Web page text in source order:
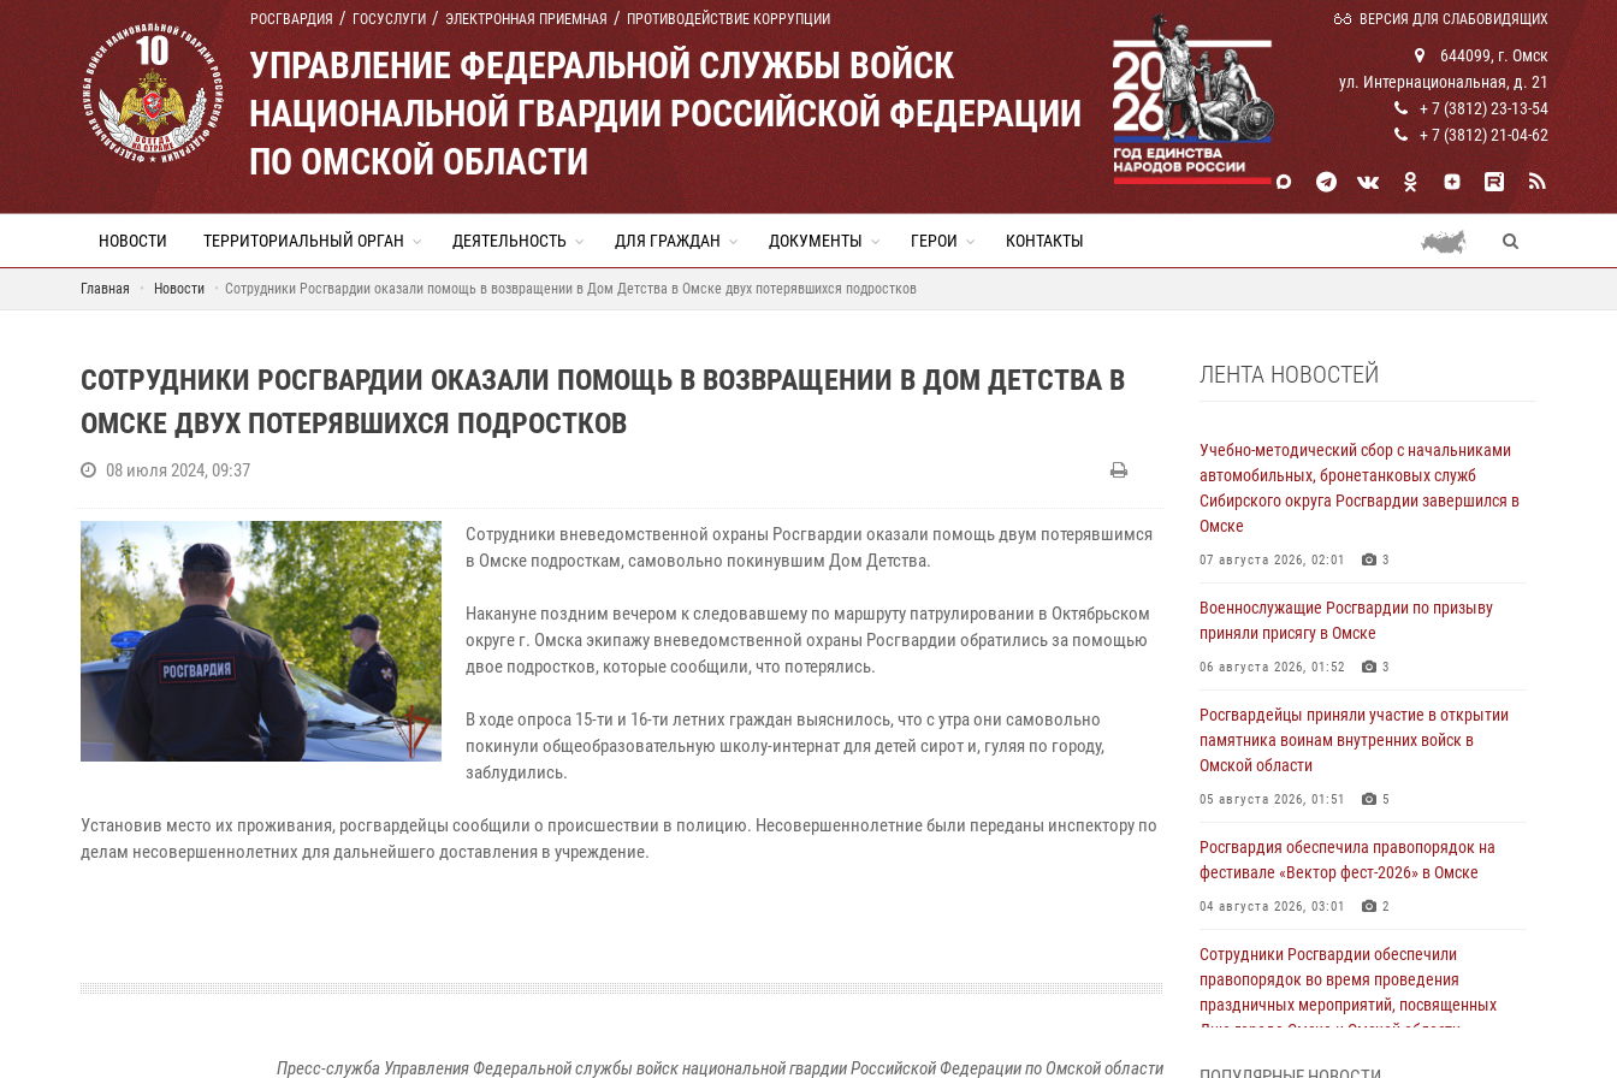
РОСГВАРДИЯ ГОСУСЛУГИ ЭЛЕКТРОННАЯ ПРИЕМНАЯ ПРОТИВОДЕЙСТВИЕ КОРРУПЦИИ ВЕРСИЯ ДЛЯ СЛАБОВИДЯЩИХ
УПРАВЛЕНИЕ ФЕДЕРАЛЬНОЙ СЛУЖБЫ ВОЙСК
НАЦИОНАЛЬНОЙ ГВАРДИИ РОССИЙСКОЙ ФЕДЕРАЦИИ
ПО ОМСКОЙ ОБЛАСТИ
644099, г. Омск
ул. Интернациональная, д. 21
+ 7 (3812) 23-13-54
+ 7 (3812) 21-04-62
НОВОСТИ ТЕРРИТОРИАЛЬНЫЙ ОРГАН ДЕЯТЕЛЬНОСТЬ ДЛЯ ГРАЖДАН ДОКУМЕНТЫ ГЕРОИ КОНТАКТЫ
Главная Новости Сотрудники Росгвардии оказали помощь в возвращении в Дом Детства в Омске двух потерявшихся подростков
СОТРУДНИКИ РОСГВАРДИИ ОКАЗАЛИ ПОМОЩЬ В ВОЗВРАЩЕНИИ В ДОМ ДЕТСТВА В
ОМСКЕ ДВУХ ПОТЕРЯВШИХСЯ ПОДРОСТКОВ
08 июля 2024, 09:37
Сотрудники вневедомственной охраны Росгвардии оказали помощь двум потерявшимся
в Омске подросткам, самовольно покинувшим Дом Детства.
Накануне поздним вечером к следовавшему по маршруту патрулировании в Октябрьском
округе г. Омска экипажу вневедомственной охраны Росгвардии обратились за помощью
двое подростков, которые сообщили, что потерялись.
В ходе опроса 15-ти и 16-ти летних граждан выяснилось, что с утра они самовольно
покинули общеобразовательную школу-интернат для детей сирот и, гуляя по городу,
заблудились.
Установив место их проживания, росгвардейцы сообщили о происшествии в полицию. Несовершеннолетние были переданы инспектору по
делам несовершеннолетних для дальнейшего доставления в учреждение.
Пресс-служба Управления Федеральной службы войск национальной гвардии Российской Федерации по Омской области
ЛЕНТА НОВОСТЕЙ
Учебно-методический сбор с начальниками
автомобильных, бронетанковых служб
Сибирского округа Росгвардии завершился в
Омске
07 августа 2026, 02:01 3
Военнослужащие Росгвардии по призыву
приняли присягу в Омске
06 августа 2026, 01:52 3
Росгвардейцы приняли участие в открытии
памятника воинам внутренних войск в
Омской области
05 августа 2026, 01:51 5
Росгвардия обеспечила правопорядок на
фестивале «Вектор фест-2026» в Омске
04 августа 2026, 03:01 2
Сотрудники Росгвардии обеспечили
правопорядок во время проведения
праздничных мероприятий, посвященных
Дню города Омска и Омской области